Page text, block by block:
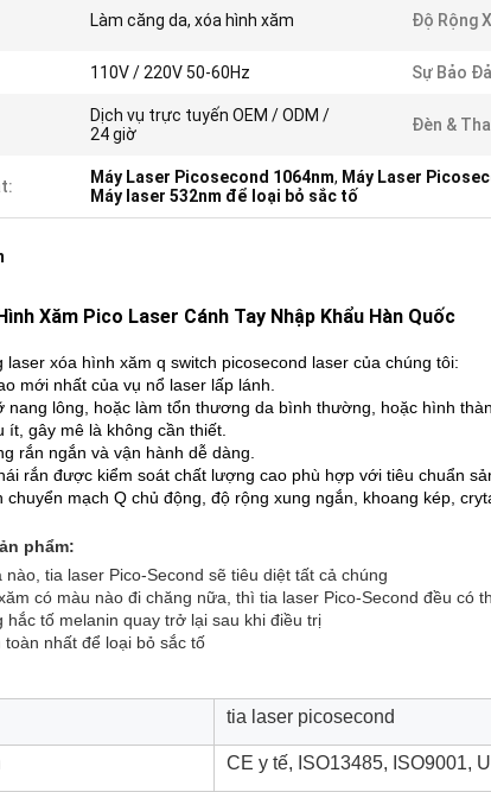
Làm căng da, xóa hình xăm Độ Rộng
110V / 220V 50-60Hz Sự Bảo
Dịch vụ trực tuyến OEM / ODM /
24 giờ
Đèn &
Máy Laser Picosecond 1064nm, Máy Laser
Máy laser 532nm để loại bỏ sắc tố
Xăm Pico Laser Cánh Tay Nhập Khẩu Hàn Quốc
laser xóa hình xăm q switch picosecond laser của chúng tôi:
mới nhất của vụ nổ laser lấp lánh.
nang lông, hoặc làm tổn thương da bình thường, hoặc hình
ít, gây mê là không cần thiết.
rắn ngắn và vận hành dễ dàng.
rắn được kiểm soát chất lượng cao phù hợp với tiêu chuẩn
chuyển mạch Q chủ động, độ rộng xung ngắn, khoang kép,
phẩm:
nào, tia laser Pico-Second sẽ tiêu diệt tất cả chúng
có màu nào đi chăng nữa, thì tia laser Pico-Second đều có
hắc tố melanin quay trở lại sau khi điều trị
toàn nhất để loại bỏ sắc tố
tia laser picosecond
CE y tế, ISO13485, ISO9001,